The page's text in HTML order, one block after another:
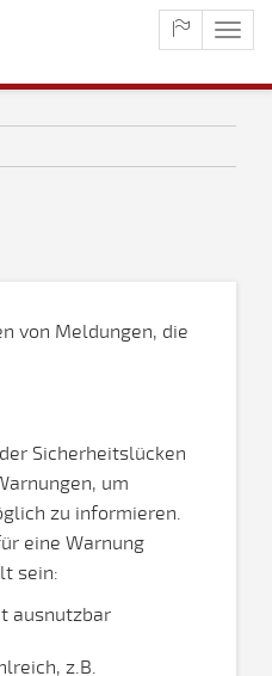
von Meldungen, die
Sicherheitslücken
um
zu informieren.
eine Warnung
sein:
ausnutzbar
z.B.